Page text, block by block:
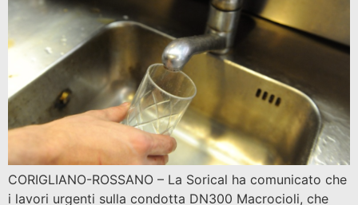
CORIGLIANO-ROSSANO – La Sorical ha comunicato che
i lavori urgenti sulla condotta DN300 Macrocioli, che